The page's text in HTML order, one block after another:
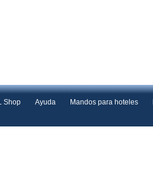
Shop Ayuda Mandos para hoteles